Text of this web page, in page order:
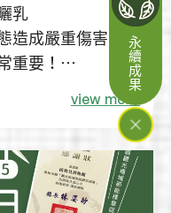
乳
造成嚴重傷害
重要！
與海洋和平共處
view more
永續成果